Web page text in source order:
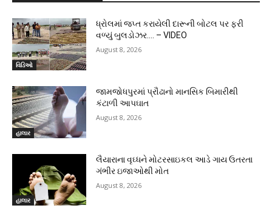
વિડિઓ
ધ્રોલમાં જપ્ત કરાયેલી દારૂની બોટલ પર ફરી
વળ્યું બુલડોઝર…. – VIDEO
August 8, 2026
હાલાર
જામજોધપુરમાં પ્રૌઢાનો માનસિક બિમારીથી
કંટાળી આપઘાત
August 8, 2026
હાલાર
લૈયારાના વૃઘ્ધને મોટરસાઇકલ આડે ગાય ઉતરતા
ગંભીર ઇજાઓથી મોત
August 8, 2026